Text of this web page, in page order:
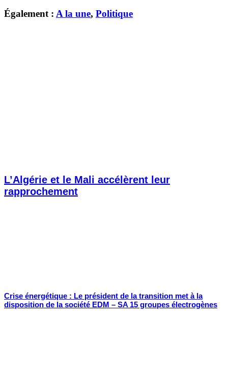
Également : A la une, Politique
L’Algérie et le Mali accélèrent leur
rapprochement
Crise énergétique : Le président de la transition met à la
disposition de la société EDM – SA 15 groupes électrogènes